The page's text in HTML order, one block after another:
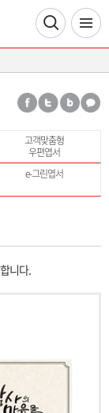
고객맞춤형
우편엽서
e-그린엽서
니다.